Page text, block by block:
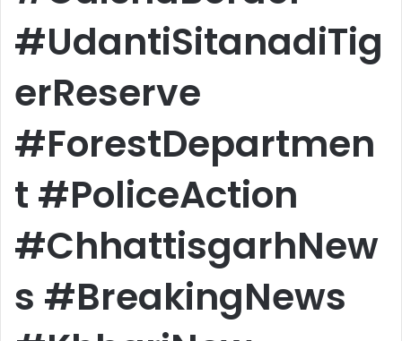
#UdantiSitanadiTig
erReserve
#ForestDepartmen
t #PoliceAction
#ChhattisgarhNew
s #BreakingNews